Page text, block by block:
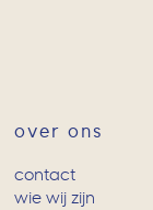
over ons
contact
wie wij zijn